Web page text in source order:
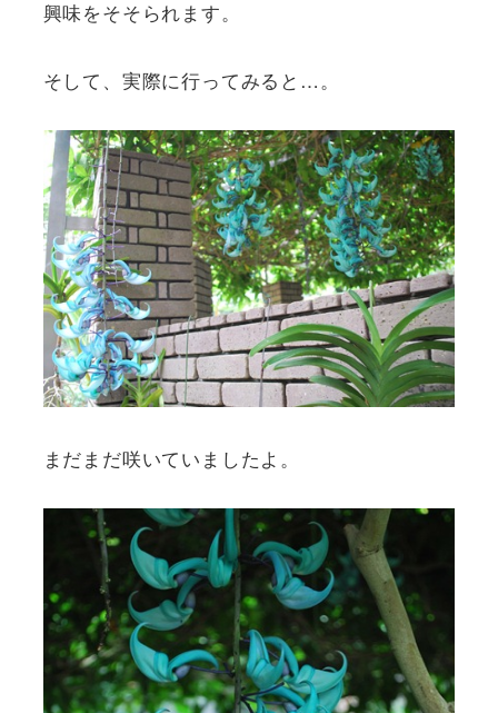
興味をそそられます。
そして、実際に行ってみると…。
まだまだ咲いていましたよ。